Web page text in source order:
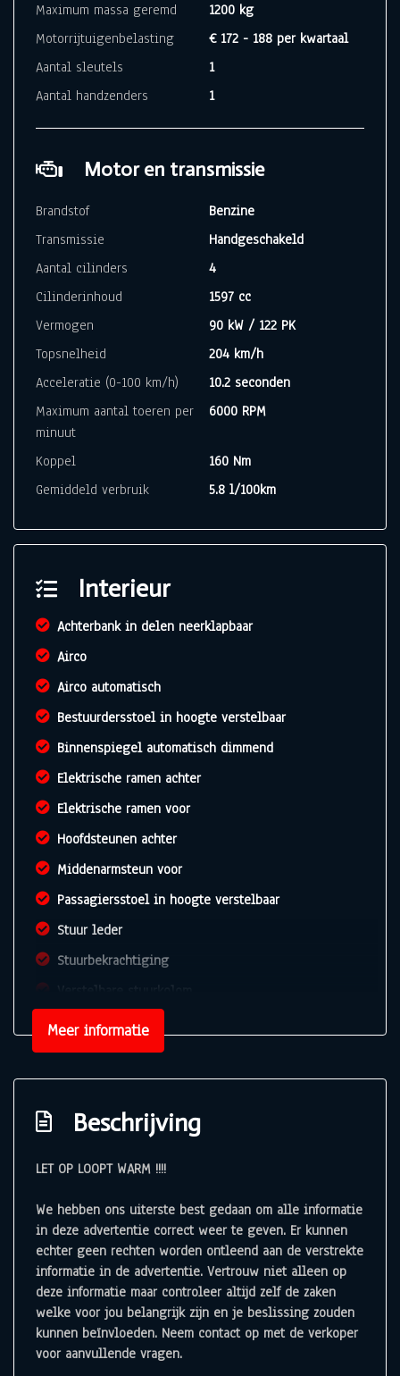
Maximum massa geremd
1200 kg
Motorrijtuigenbelasting
€ 172 - 188 per kwartaal
Aantal sleutels
1
Aantal handzenders
1
Motor en transmissie
Brandstof
Benzine
Transmissie
Handgeschakeld
Aantal cilinders
4
Cilinderinhoud
1597 cc
Vermogen
90 kW / 122 PK
Topsnelheid
204 km/h
Acceleratie (0-100 km/h)
10.2 seconden
Maximum aantal toeren per
minuut
6000 RPM
Koppel
160 Nm
Gemiddeld verbruik
5.8 l/100km
Interieur
Achterbank in delen neerklapbaar
Airco
Airco automatisch
Bestuurdersstoel in hoogte verstelbaar
Binnenspiegel automatisch dimmend
Elektrische ramen achter
Elektrische ramen voor
Hoofdsteunen achter
Middenarmsteun voor
Passagiersstoel in hoogte verstelbaar
Stuur leder
Stuurbekrachtiging
Exterieur
Buitenspiegels verwarmbaar
Bumpers in carrosseriekleur
Dimlichten automatisch
Getint glas
Lichtmetalen velgen 16"
Lichtmetalen velgen 17"
Mistlampen voor
Meer informatie
Beschrijving
LET OP LOOPT WARM !!!!
We hebben ons uiterste best gedaan om alle informatie
in deze advertentie correct weer te geven. Er kunnen
echter geen rechten worden ontleend aan de verstrekte
informatie in de advertentie. Vertrouw niet alleen op
deze informatie maar controleer altijd zelf de zaken
welke voor jou belangrijk zijn en je beslissing zouden
kunnen beïnvloeden. Neem contact op met de verkoper
voor aanvullende vragen.